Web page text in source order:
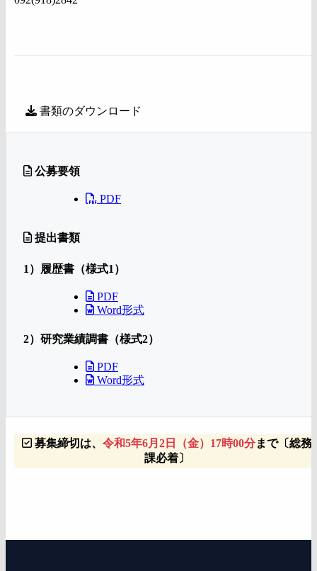
書類のダウンロード
公募要領
PDF
提出書類
1）履歴書（様式1）
PDF
Word形式
2）研究業績調書（様式2）
PDF
Word形式
募集締切は、 令和5年6月2日（金）17時00分まで〔総務
課必着〕